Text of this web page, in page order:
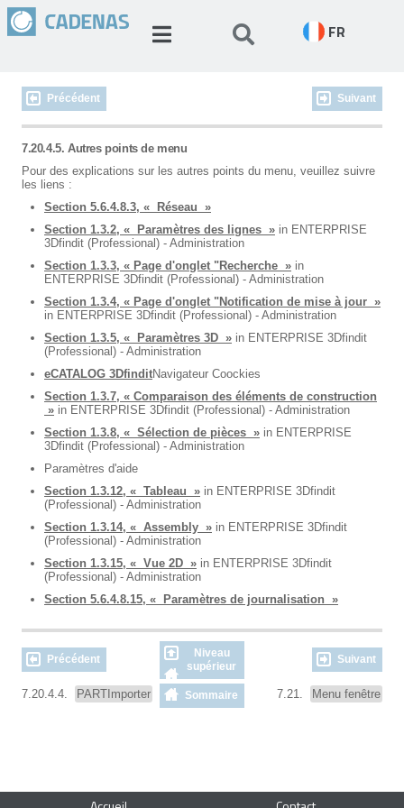
FR
Précédent Suivant
7.20.4.5. Autres points de menu
Pour des explications sur les autres points du menu, veuillez suivre
les liens :
Section 5.6.4.8.3, « Réseau »
Section 1.3.2, « Paramètres des lignes » in ENTERPRISE
3Dfindit (Professional) - Administration
Section 1.3.3, « Page d'onglet "Recherche » in
ENTERPRISE 3Dfindit (Professional) - Administration
Section 1.3.4, « Page d'onglet "Notification de mise à jour »
in ENTERPRISE 3Dfindit (Professional) - Administration
Section 1.3.5, « Paramètres 3D » in ENTERPRISE 3Dfindit
(Professional) - Administration
eCATALOG 3DfinditNavigateur Coockies
Section 1.3.7, « Comparaison des éléments de construction
» in ENTERPRISE 3Dfindit (Professional) - Administration
Section 1.3.8, « Sélection de pièces » in ENTERPRISE
3Dfindit (Professional) - Administration
Paramètres d'aide
Section 1.3.12, « Tableau » in ENTERPRISE 3Dfindit
(Professional) - Administration
Section 1.3.14, « Assembly » in ENTERPRISE 3Dfindit
(Professional) - Administration
Section 1.3.15, « Vue 2D » in ENTERPRISE 3Dfindit
(Professional) - Administration
Section 5.6.4.8.15, « Paramètres de journalisation »
Précédent
Niveau
supérieur
Suivant
7.20.4.4. PARTImporter Sommaire 7.21. Menu fenêtre